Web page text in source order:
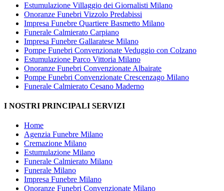
Estumulazione Villaggio dei Giornalisti Milano
Onoranze Funebri Vizzolo Predabissi
Impresa Funebre Quartiere Basmetto Milano
Funerale Calmierato Carpiano
Impresa Funebre Gallaratese Milano
Pompe Funebri Convenzionate Veduggio con Colzano
Estumulazione Parco Vittoria Milano
Onoranze Funebri Convenzionate Albairate
Pompe Funebri Convenzionate Crescenzago Milano
Funerale Calmierato Cesano Maderno
I NOSTRI PRINCIPALI SERVIZI
Home
Agenzia Funebre Milano
Cremazione Milano
Estumulazione Milano
Funerale Calmierato Milano
Funerale Milano
Impresa Funebre Milano
Onoranze Funebri Convenzionate Milano